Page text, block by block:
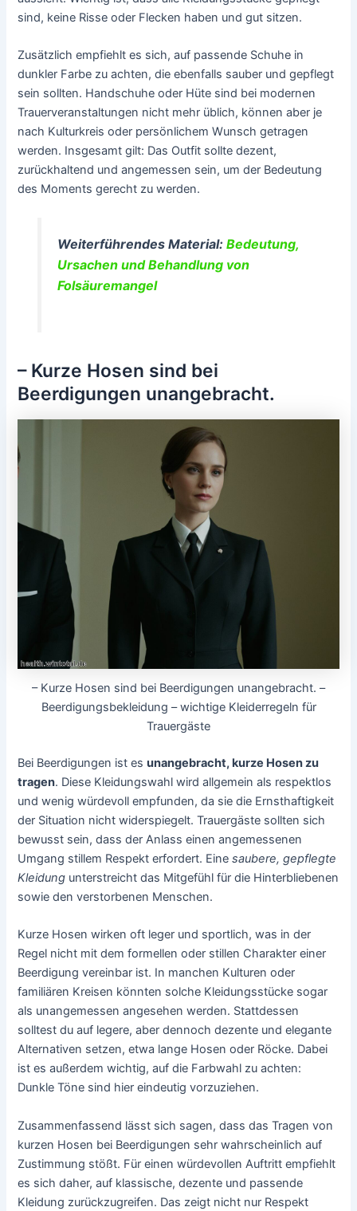
sind, keine Risse oder Flecken haben und gut sitzen.
Zusätzlich empfiehlt es sich, auf passende Schuhe in
dunkler Farbe zu achten, die ebenfalls sauber und gepflegt
sein sollten. Handschuhe oder Hüte sind bei modernen
Trauerveranstaltungen nicht mehr üblich, können aber je
nach Kulturkreis oder persönlichem Wunsch getragen
werden. Insgesamt gilt: Das Outfit sollte dezent,
zurückhaltend und angemessen sein, um der Bedeutung
des Moments gerecht zu werden.
Weiterführendes Material: Bedeutung,
Ursachen und Behandlung von
Folsäuremangel
– Kurze Hosen sind bei
Beerdigungen unangebracht.
– Kurze Hosen sind bei Beerdigungen unangebracht. –
Beerdigungsbekleidung – wichtige Kleiderregeln für
Trauergäste
Bei Beerdigungen ist esunangebracht, kurze Hosen zu
tragen. Diese Kleidungswahl wird allgemein als respektlos
und wenig würdevoll empfunden, da sie die Ernsthaftigkeit
der Situation nicht widerspiegelt. Trauergäste sollten sich
bewusst sein, dass der Anlass einen angemessenen
Umgang stillem Respekt erfordert. Einesaubere, gepflegte
Kleidung unterstreicht das Mitgefühl für die Hinterbliebenen
sowie den verstorbenen Menschen.
Kurze Hosen wirken oft leger und sportlich, was in der
Regel nicht mit dem formellen oder stillen Charakter einer
Beerdigung vereinbar ist. In manchen Kulturen oder
familiären Kreisen könnten solche Kleidungsstücke sogar
als unangemessen angesehen werden. Stattdessen
solltest du auf legere, aber dennoch dezente und elegante
Alternativen setzen, etwa lange Hosen oder Röcke. Dabei
ist es außerdem wichtig, auf die Farbwahl zu achten:
Dunkle Töne sind hier eindeutig vorzuziehen.
Zusammenfassend lässt sich sagen, dass das Tragen von
kurzen Hosen bei Beerdigungen sehr wahrscheinlich auf
Zustimmung stößt. Für einen würdevollen Auftritt empfiehlt
es sich daher, auf klassische, dezente und passende
Kleidung zurückzugreifen. Das zeigt nicht nur Respekt